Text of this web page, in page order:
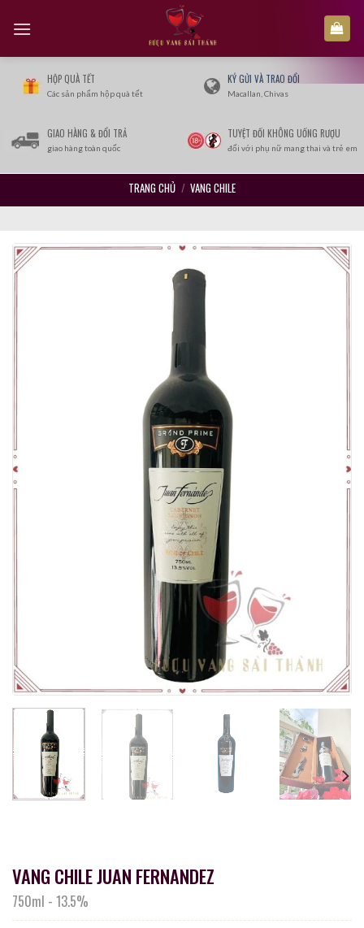
HỘP QUÀ TẾT
Các sản phẩm hộp quà tết
KÝ GỬI VÀ TRAO ĐỔI
Macallan, Chivas
GIAO HÀNG & ĐỔI TRẢ
giao hàng toàn quốc
TUYỆT ĐỐI KHÔNG UỐNG RƯỢU
đối với phụ nữ mang thai và trẻ em
TRANG CHỦ / VANG CHILE
VANG CHILE JUAN FERNANDEZ
750ml - 13.5%